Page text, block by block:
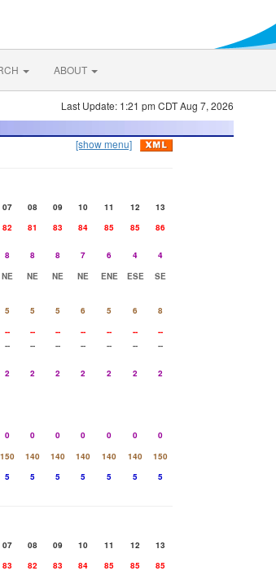
ABOUT
Last Update: 1:21 pm CDT Aug 7, 2026
[show menu]
07 08 09 10 11 12
13
82 81 83 84 85 85
86
8 8 8 7 6 4
4
NE NE NE NE ENE ESE
SE
5 5 5 6 5 6
8
-- -- -- -- -- --
--
-- -- -- -- -- --
--
2 2 2 2 2 2 2
0 0 0 0 0 0
0
150 140 140 140 140 140
150
5 5 5 5 5 5 5
07 08 09 10 11 12
13
83 82 83 84 85 85
85